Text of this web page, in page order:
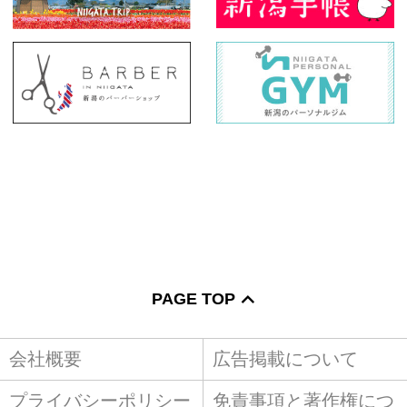
PAGE TOP
会社概要 広告掲載について
プライバシーポリシー 免責事項と著作権につ